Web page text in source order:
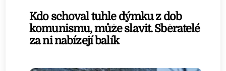
Kdo schoval tuhle dýmku z dob
komunismu, může slavit. Sběratelé
za ni nabízejí balík